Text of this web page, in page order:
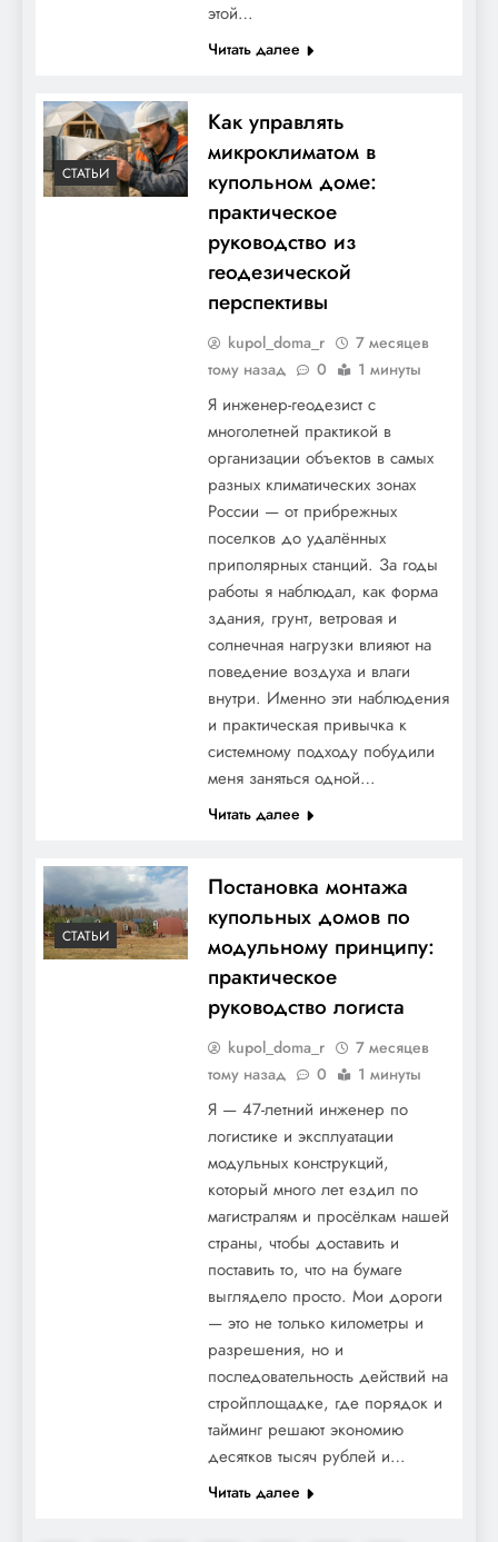
этой…
Читать далее
СТАТЬИ
Как управлять
микроклиматом в
купольном доме:
практическое
руководство из
геодезической
перспективы
kupol_doma_r
7 месяцев
тому назад
0 1 минуты
Я инженер-геодезист с
многолетней практикой в
организации объектов в самых
разных климатических зонах
России — от прибрежных
поселков до удалённых
приполярных станций. За годы
работы я наблюдал, как форма
здания, грунт, ветровая и
солнечная нагрузки влияют на
поведение воздуха и влаги
внутри. Именно эти наблюдения
и практическая привычка к
системному подходу побудили
меня заняться одной…
Читать далее
СТАТЬИ
Постановка монтажа
купольных домов по
модульному принципу:
практическое
руководство логиста
kupol_doma_r
7 месяцев
тому назад
0 1 минуты
Я — 47-летний инженер по
логистике и эксплуатации
модульных конструкций,
который много лет ездил по
магистралям и просёлкам нашей
страны, чтобы доставить и
поставить то, что на бумаге
выглядело просто. Мои дороги
— это не только километры и
разрешения, но и
последовательность действий на
стройплощадке, где порядок и
тайминг решают экономию
десятков тысяч рублей и…
Читать далее